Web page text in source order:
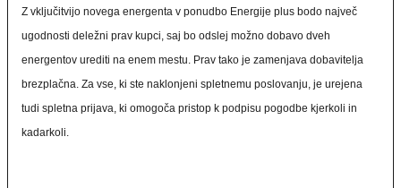
Z vključitvijo novega energenta v ponudbo Energije plus bodo največ
ugodnosti deležni prav kupci, saj bo odslej možno dobavo dveh
energentov urediti na enem mestu. Prav tako je zamenjava dobavitelja
brezplačna. Za vse, ki ste naklonjeni spletnemu poslovanju, je urejena
tudi spletna prijava, ki omogoča pristop k podpisu pogodbe kjerkoli in
kadarkoli.